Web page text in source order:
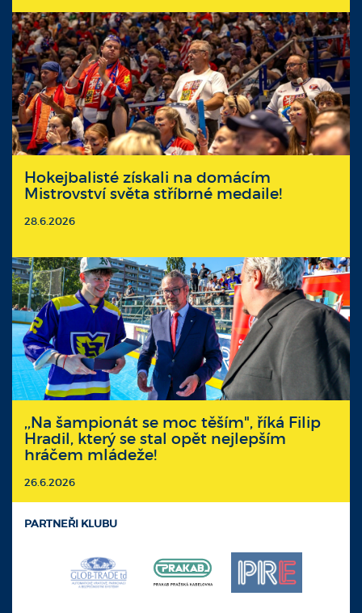
Hokejbalisté získali na domácím
Mistrovství světa stříbrné medaile!
28.6.2026
,,Na šampionát se moc těším", říká Filip
Hradil, který se stal opět nejlepším
hráčem mládeže!
26.6.2026
PARTNEŘI KLUBU